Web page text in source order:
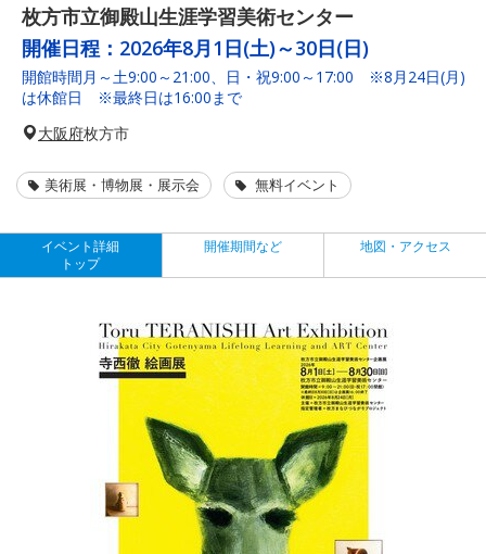
枚方市立御殿山生涯学習美術センター
開催日程： 2026年8月1日(土)～30日(日)
開館時間月～土9:00～21:00、日・祝9:00～17:00 ※8月24日(月)
は休館日 ※最終日は16:00まで
大阪府枚方市
美術展・博物展・展示会 無料イベント
イベント詳細
トップ
開催期間など 地図・アクセス